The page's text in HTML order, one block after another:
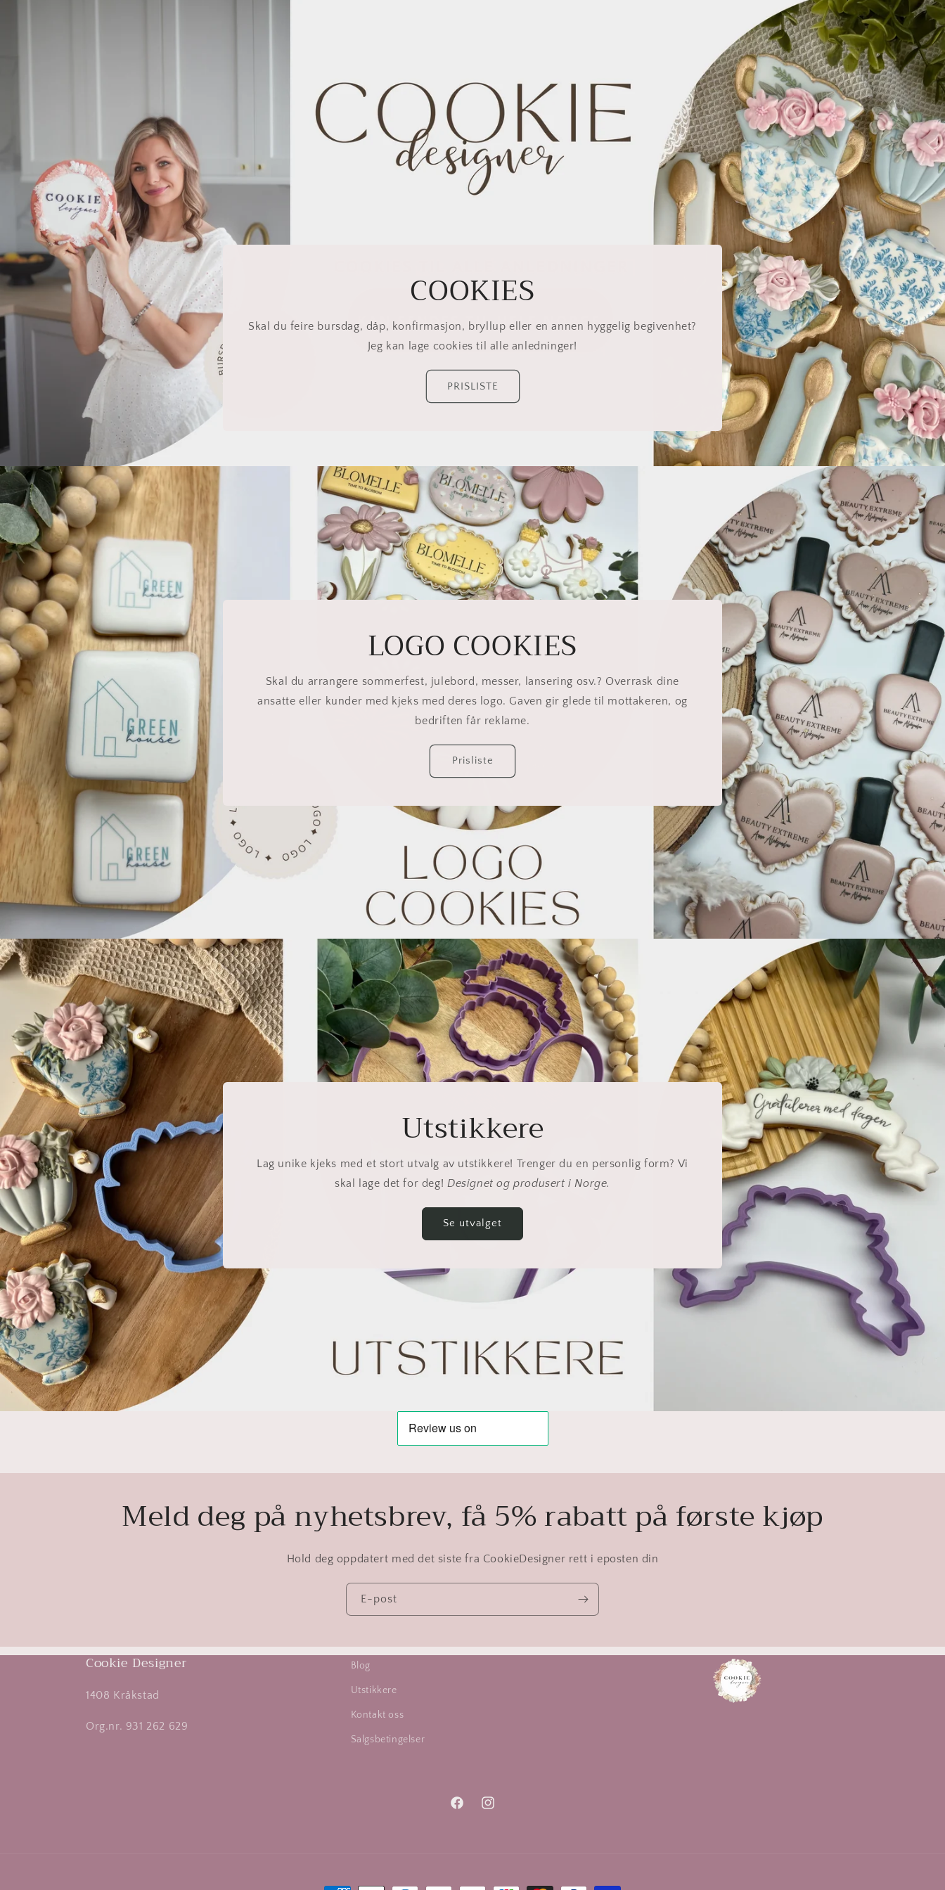
COOKIES
Skal du feire bursdag, dåp, konfirmasjon, bryllup eller en annen hyggelig begivenhet?
Jeg kan lage cookies til alle anledninger!
PRISLISTE
LOGO COOKIES
Skal du arrangere sommerfest, julebord, messer, lansering osv.? Overrask dine
ansatte eller kunder med kjeks med deres logo. Gaven gir glede til mottakeren, og
bedriften får reklame.
Prisliste
Utstikkere
Lag unike kjeks med et stort utvalg av utstikkere! Trenger du en personlig form? Vi
skal lage det for deg! Designet og produsert i Norge.
Se utvalget
Meld deg på nyhetsbrev, få 5% rabatt på første kjøp
Hold deg oppdatert med det siste fra CookieDesigner rett i eposten din
E-post
Cookie Designer
1408 Kråkstad
Org.nr. 931 262 629
Blog
Utstikkere
Kontakt oss
Salgsbetingelser
FacebookInstagram